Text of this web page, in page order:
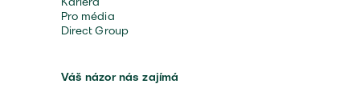
Pro média
Direct Group
Váš názor nás zajímá